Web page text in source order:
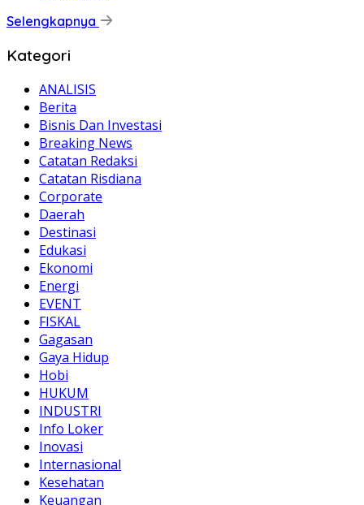
Selengkapnya
Kategori
ANALISIS
Berita
Bisnis Dan Investasi
Breaking News
Catatan Redaksi
Catatan Risdiana
Corporate
Daerah
Destinasi
Edukasi
Ekonomi
Energi
EVENT
FISKAL
Gagasan
Gaya Hidup
Hobi
HUKUM
INDUSTRI
Info Loker
Inovasi
Internasional
Kesehatan
Keuangan